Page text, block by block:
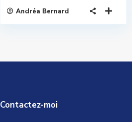
Andréa Bernard
Contactez-moi